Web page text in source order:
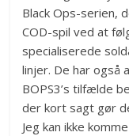
Black Ops-serien,
COD-spil ved at
specialiserede
linjer. De har også
BOPS3’s tilfælde
der kort sagt gør
Jeg kan ikke